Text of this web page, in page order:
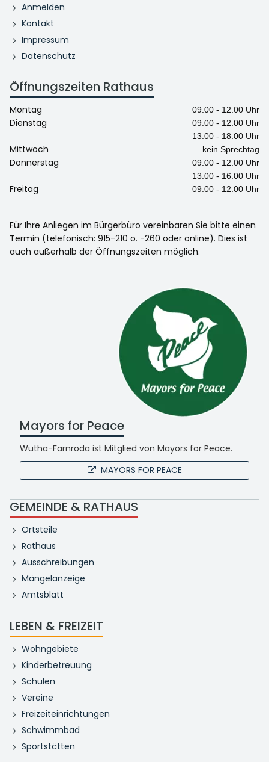
Anmelden
Kontakt
Impressum
Datenschutz
Öffnungszeiten Rathaus
Montag 09.00 - 12.00 Uhr
Dienstag
09.00 - 12.00 Uhr
13.00 - 18.00 Uhr
Mittwoch kein Sprechtag
Donnerstag
09.00 - 12.00 Uhr
13.00 - 16.00 Uhr
Freitag 09.00 - 12.00 Uhr
Für Ihre Anliegen im Bürgerbüro vereinbaren Sie bitte einen
Termin (telefonisch: 915-210 o. -260 oder online). Dies ist
auch außerhalb der Öffnungszeiten möglich.
Mayors for Peace
Wutha-Farnroda ist Mitglied von Mayors for Peace.
MAYORS FOR PEACE
GEMEINDE & RATHAUS
Ortsteile
Rathaus
Ausschreibungen
Mängelanzeige
Amtsblatt
LEBEN & FREIZEIT
Wohngebiete
Kinderbetreuung
Schulen
Vereine
Freizeiteinrichtungen
Schwimmbad
Sportstätten